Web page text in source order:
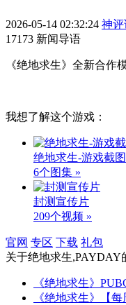
2026-05-14 02:32:24 神评
17173 新闻导语
《绝地求生》全新合作
我想了解这个游戏：
绝地求生-游戏截图
6个图集 »
封测宣传片
209个视频 »
官网 专区 下载 礼包
关于绝地求生,PAYDAY
《绝地求生》
《绝地求生》【